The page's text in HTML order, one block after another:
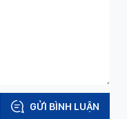
GỬI BÌNH LUẬN